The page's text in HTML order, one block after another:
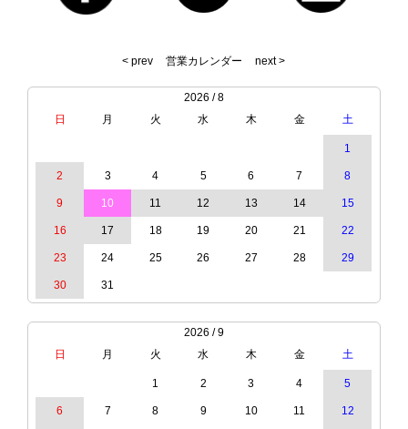
< prev 営業カレンダー next >
2026 / 8
日
月 火 水 木 金 土
1
2 3 4 5 6 7 8
9 10 11 12 13 14 15
16 17 18 19 20 21 22
23 24 25 26 27 28 29
30 31
2026 / 9
日
月 火 水 木 金 土
1 2 3 4 5
6 7 8 9 10 11 12